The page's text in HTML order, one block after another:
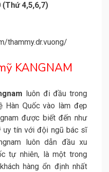
(Thứ 4,5,6,7)
thammy.dr.vuong/
KANGNAM
luôn đi đầu trong
Hàn Quốc vào làm đẹp
được biết đến như
uy tín với đội ngũ bác sĩ
luôn dẫn đầu xu
tự nhiên, là một trong
hàng ổn định nhất